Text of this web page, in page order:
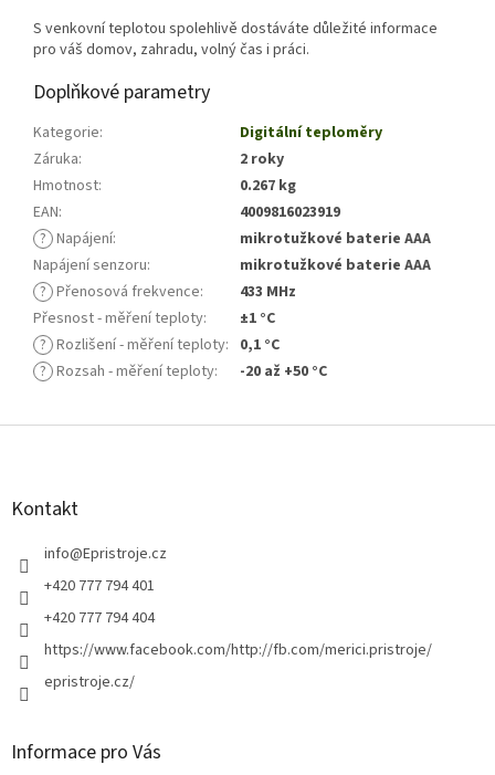
S venkovní teplotou spolehlivě dostáváte důležité informace
pro váš domov, zahradu, volný čas i práci.
Doplňkové parametry
Kategorie:
Digitální teploměry
Záruka:
2 roky
Hmotnost:
0.267 kg
EAN:
4009816023919
? Napájení:
mikrotužkové baterie AAA
Napájení senzoru:
mikrotužkové baterie AAA
? Přenosová frekvence:
433 MHz
Přesnost - měření teploty:
±1 °C
? Rozlišení - měření teploty: 0,1 °C
? Rozsah - měření teploty: -20 až +50 °C
Z
Kontakt
info@Epristroje.cz
+420 777 794 401
+420 777 794 404
https://www.facebook.com/http://fb.com/merici.pristroje/
epristroje.cz/
Informace pro Vás